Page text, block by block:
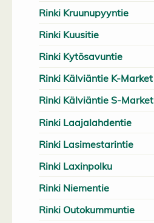
Rinki Kruunupyyntie
Rinki Kuusitie
Rinki Kytösavuntie
Rinki Kälviäntie K-Market
Rinki Kälviäntie S-Market
Rinki Laajalahdentie
Rinki Lasimestarintie
Rinki Laxinpolku
Rinki Niementie
Rinki Outokummuntie